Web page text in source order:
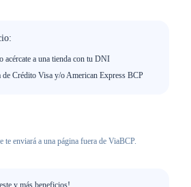
acércate a una tienda con tu DNI
de Crédito Visa y/o American Express BCP
te enviará a una página fuera de ViaBCP.
y más beneficios!